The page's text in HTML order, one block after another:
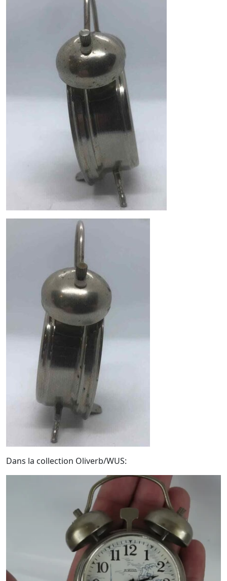
Dans la collection Oliverb/WUS: